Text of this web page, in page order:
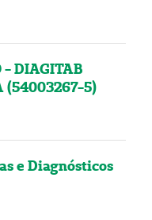
- DIAGITAB
(54003267-5)
e Diagnósticos